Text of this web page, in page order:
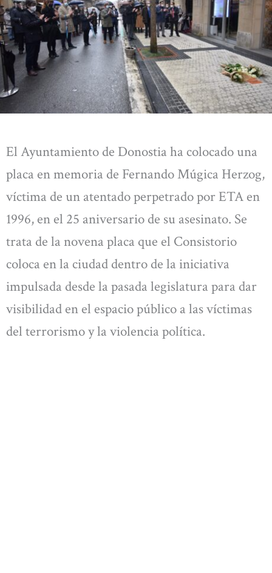
El Ayuntamiento de Donostia ha colocado una
placa en memoria de Fernando Múgica Herzog,
víctima de un atentado perpetrado por ETA en
1996, en el 25 aniversario de su asesinato. Se
trata de la novena placa que el Consistorio
coloca en la ciudad dentro de la iniciativa
impulsada desde la pasada legislatura para dar
visibilidad en el espacio público a las víctimas
del terrorismo y la violencia política.